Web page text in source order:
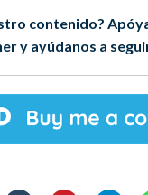
contenido?
y ayúdanos a